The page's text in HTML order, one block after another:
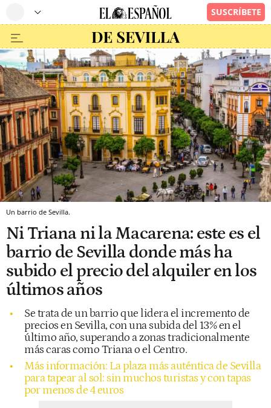
Un barrio de Sevilla.
Ni Triana ni la Macarena: este es el
barrio de Sevilla donde más ha
subido el precio del alquiler en los
últimos años
Se trata de un barrio que lidera el incremento de
precios en Sevilla, con una subida del 13% en el
último año, superando a zonas tradicionalmente
más caras como Triana o el Centro.
Más información: La plaza más auténtica de Sevilla
para tapear al sol: sin muchos turistas y con tapas
por menos de 4 euros